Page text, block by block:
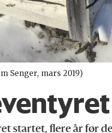
Senger, mars 2019)
startet, flere år før